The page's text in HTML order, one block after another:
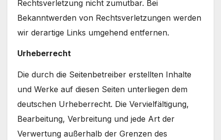
Rechtsverletzung nicht zumutbar. Bei
Bekanntwerden von Rechtsverletzungen werden
wir derartige Links umgehend entfernen.
Urheberrecht
Die durch die Seitenbetreiber erstellten Inhalte
und Werke auf diesen Seiten unterliegen dem
deutschen Urheberrecht. Die Vervielfältigung,
Bearbeitung, Verbreitung und jede Art der
Verwertung außerhalb der Grenzen des